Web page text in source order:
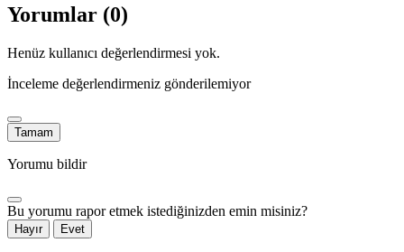
Yorumlar (0)
Henüz kullanıcı değerlendirmesi yok.
İnceleme değerlendirmeniz gönderilemiyor
Tamam
Yorumu bildir
Bu yorumu rapor etmek istediğinizden emin misiniz?
Hayır Evet